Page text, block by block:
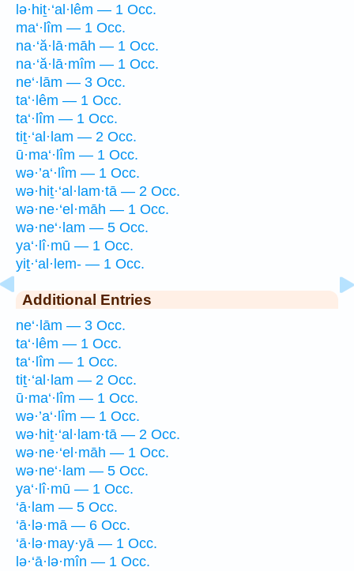
lə·hiṯ·‘al·lêm — 1 Occ.
ma‘·lîm — 1 Occ.
na·‘ă·lā·māh — 1 Occ.
na·‘ă·lā·mîm — 1 Occ.
ne‘·lām — 3 Occ.
ta‘·lêm — 1 Occ.
ta‘·lîm — 1 Occ.
tiṯ·‘al·lam — 2 Occ.
ū·ma‘·lîm — 1 Occ.
wə·’a‘·lîm — 1 Occ.
wə·hiṯ·‘al·lam·tā — 2 Occ.
wə·ne·‘el·māh — 1 Occ.
wə·ne‘·lam — 5 Occ.
ya‘·lî·mū — 1 Occ.
yiṯ·‘al·lem- — 1 Occ.
Additional Entries
ne‘·lām — 3 Occ.
ta‘·lêm — 1 Occ.
ta‘·lîm — 1 Occ.
tiṯ·‘al·lam — 2 Occ.
ū·ma‘·lîm — 1 Occ.
wə·’a‘·lîm — 1 Occ.
wə·hiṯ·‘al·lam·tā — 2 Occ.
wə·ne·‘el·māh — 1 Occ.
wə·ne‘·lam — 5 Occ.
ya‘·lî·mū — 1 Occ.
‘ā·lam — 5 Occ.
‘ā·lə·mā — 6 Occ.
‘ā·lə·may·yā — 1 Occ.
lə·‘ā·lə·mîn — 1 Occ.